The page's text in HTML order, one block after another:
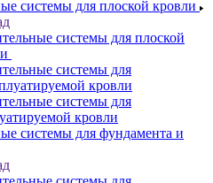
системы для плоской кровли
системы для плоской
системы для
кровли
системы для
кровли
системы для фундамента и